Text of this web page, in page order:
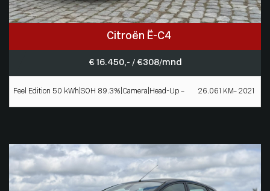
Citroën Ë-C4
€ 16.450,- / € 308/mnd
Feel Edition 50 kWh|SOH 89.3%|Camera|Head-Up 26.061 KM 2021